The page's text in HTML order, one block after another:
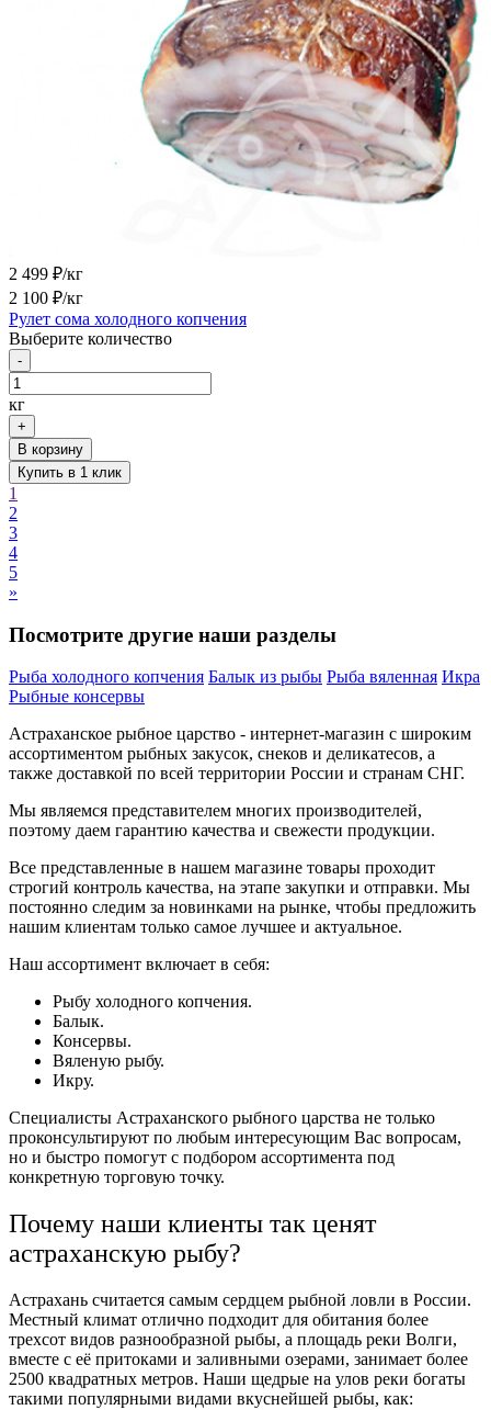
2 499 ₽/кг
2 100 ₽/кг
Рулет сома холодного копчения
Выберите количество
-
кг
+
В корзину
Купить в 1 клик
1
2
3
4
5
»
Посмотрите другие наши разделы
Рыба холодного копчения Балык из рыбы Рыба вяленная Икра
Рыбные консервы
Астраханское рыбное царство - интернет-магазин с широким
ассортиментом рыбных закусок, снеков и деликатесов, а
также доставкой по всей территории России и странам СНГ.
Мы являемся представителем многих производителей,
поэтому даем гарантию качества и свежести продукции.
Все представленные в нашем магазине товары проходит
строгий контроль качества, на этапе закупки и отправки. Мы
постоянно следим за новинками на рынке, чтобы предложить
нашим клиентам только самое лучшее и актуальное.
Наш ассортимент включает в себя:
Рыбу холодного копчения.
Балык.
Консервы.
Вяленую рыбу.
Икру.
Специалисты Астраханского рыбного царства не только
проконсультируют по любым интересующим Вас вопросам,
но и быстро помогут с подбором ассортимента под
конкретную торговую точку.
Почему наши клиенты так ценят
астраханскую рыбу?
Астрахань считается самым сердцем рыбной ловли в России.
Местный климат отлично подходит для обитания более
трехсот видов разнообразной рыбы, а площадь реки Волги,
вместе с её притоками и заливными озерами, занимает более
2500 квадратных метров. Наши щедрые на улов реки богаты
такими популярными видами вкуснейшей рыбы, как: